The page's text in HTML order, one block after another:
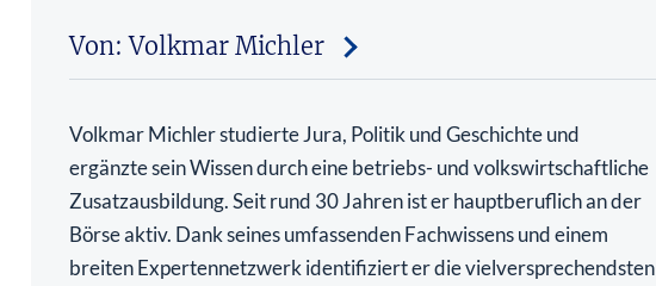
Von: Volkmar Michler
Volkmar Michler studierte Jura, Politik und Geschichte und
ergänzte sein Wissen durch eine betriebs- und volkswirtschaftliche
Zusatzausbildung. Seit rund 30 Jahren ist er hauptberuflich an der
Börse aktiv. Dank seines umfassenden Fachwissens und einem
breiten Expertennetzwerk identifiziert er die vielversprechendsten